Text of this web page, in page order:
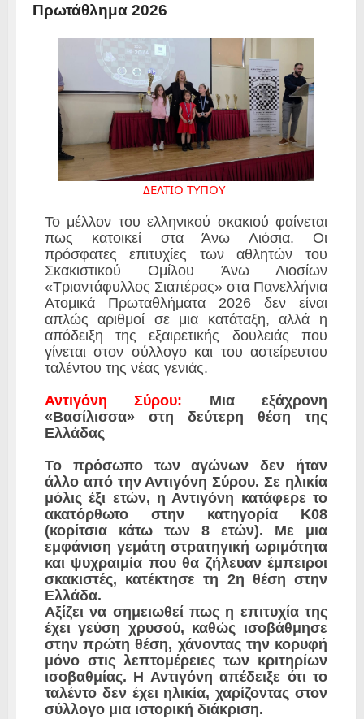
Πρωτάθλημα 2026
ΔΕΛΤΙΟ ΤΥΠΟΥ
​Το μέλλον του ελληνικού σκακιού φαίνεται
πως κατοικεί στα Άνω Λιόσια. Οι
πρόσφατες επιτυχίες των αθλητών του
Σκακιστικού Ομίλου Άνω Λιοσίων
«Τριαντάφυλλος Σιαπέρας» στα Πανελλήνια
Ατομικά Πρωταθλήματα 2026 δεν είναι
απλώς αριθμοί σε μια κατάταξη, αλλά η
απόδειξη της εξαιρετικής δουλειάς που
γίνεται στον σύλλογο και του αστείρευτου
ταλέντου της νέας γενιάς.
​Αντιγόνη Σύρου: Μια εξάχρονη
«Βασίλισσα» στη δεύτερη θέση της
Ελλάδας
​Το πρόσωπο των αγώνων δεν ήταν
άλλο από την Αντιγόνη Σύρου. Σε ηλικία
μόλις έξι ετών, η Αντιγόνη κατάφερε το
ακατόρθωτο στην κατηγορία Κ08
(κορίτσια κάτω των 8 ετών). Με μια
εμφάνιση γεμάτη στρατηγική ωριμότητα
και ψυχραιμία που θα ζήλευαν έμπειροι
σκακιστές, κατέκτησε τη 2η θέση στην
Ελλάδα.
​Αξίζει να σημειωθεί πως η επιτυχία της
έχει γεύση χρυσού, καθώς ισοβάθμησε
στην πρώτη θέση, χάνοντας την κορυφή
μόνο στις λεπτομέρειες των κριτηρίων
ισοβαθμίας. Η Αντιγόνη απέδειξε ότι το
ταλέντο δεν έχει ηλικία, χαρίζοντας στον
σύλλογο μια ιστορική διάκριση.